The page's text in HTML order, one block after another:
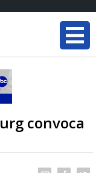
convoca